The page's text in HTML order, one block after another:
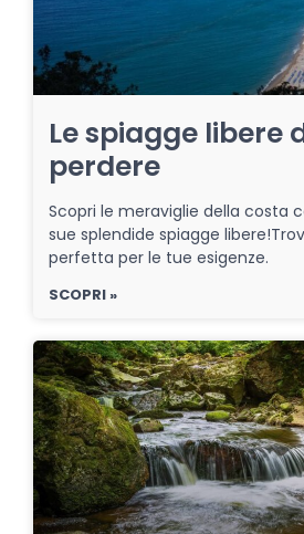
Le spiagge libere
perdere
Scopri le meraviglie della costa
sue splendide spiagge
perfetta per le tue esigenze.
SCOPRI »